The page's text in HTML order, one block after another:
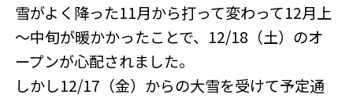
雪がよく降った11月から打って変わって12月上
～中旬が暖かかったことで、12/18（土）のオ
ープンが心配されました。
しかし12/17（金）からの大雪を受けて予定通